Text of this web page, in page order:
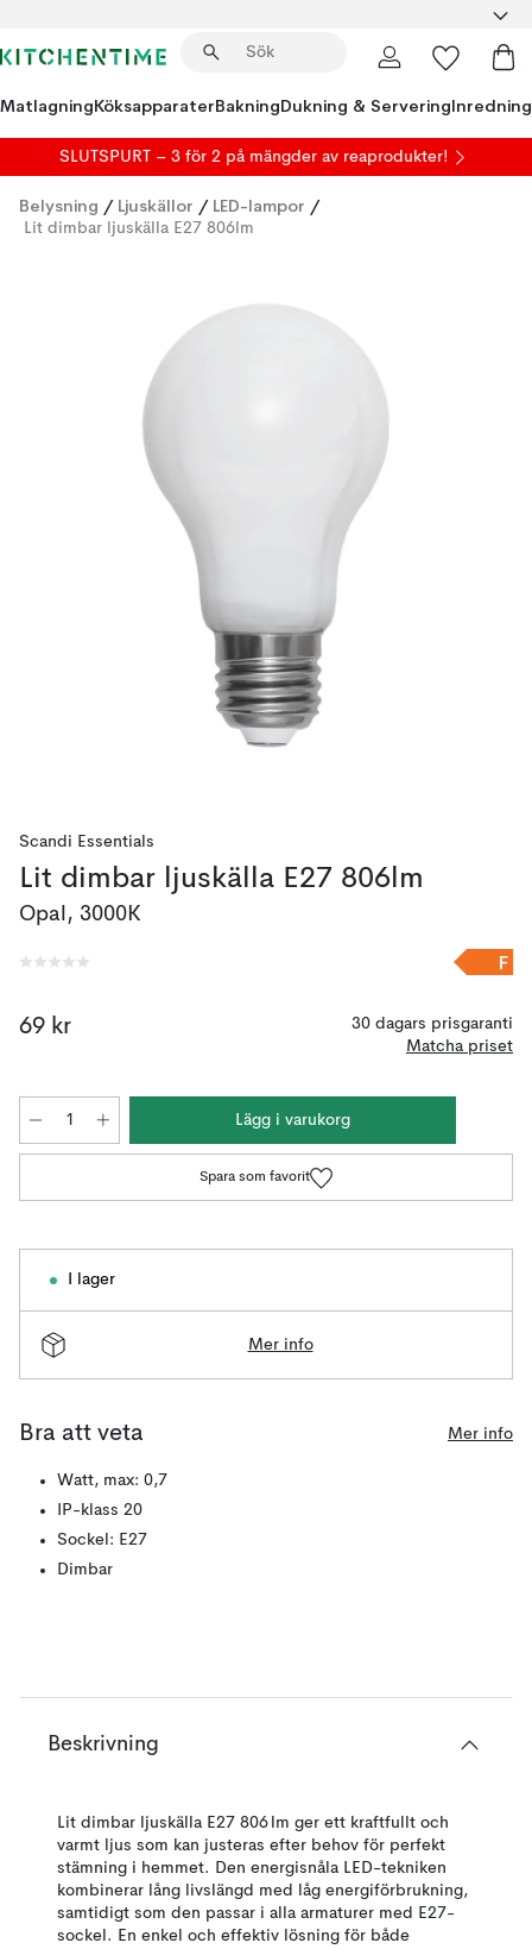
MatlagningKöksapparaterBakningDukning & ServeringInredning
SLUTSPURT – 3 för 2 på mängder av reaprodukter!
Belysning / Ljuskällor / LED-lampor /
Lit dimbar ljuskälla E27 806lm
Scandi Essentials
Lit dimbar ljuskälla E27 806lm
Opal, 3000K
F
69 kr
30 dagars prisgaranti
Matcha priset
Lägg i varukorg
Spara som favorit
I lager
Mer info
Bra att veta Mer info
Watt, max: 0,7
IP-klass 20
Sockel: E27
Dimbar
Beskrivning
Lit dimbar ljuskälla E27 806 lm ger ett kraftfullt och
varmt ljus som kan justeras efter behov för perfekt
stämning i hemmet. Den energisnåla LED-tekniken
kombinerar lång livslängd med låg energiförbrukning,
samtidigt som den passar i alla armaturer med E27-
sockel. En enkel och effektiv lösning för både